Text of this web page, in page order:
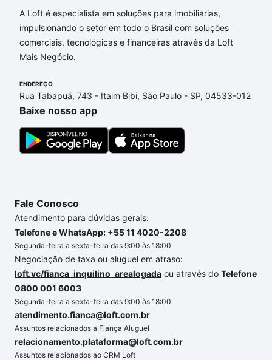
SP?
Aqui na Loft temos a oferta ideal para você, com
Imóveis com 1 banheiro à venda em Loteamento
custam a partir de R$ 0 e com nossas opções de
financiamento imobiliário as parcelas podem se
adequar ao seu orçamento. Se ainda tem alguma
dúvida dos custos envolvidos no processo de
compra, veja em nosso portal quanto custa comprar
A Loft é especialista em soluções para imobiliárias,
impulsionando o setor em todo o Brasil com soluções
comerciais, tecnológicas e financeiras através da Loft
Mais Negócio.
ENDEREÇO
Rua Tabapuã, 743 - Itaim Bibi, São Paulo - SP, 04533-012
Baixe nosso app
Fale Conosco
Atendimento para dúvidas gerais:
Telefone e WhatsApp: +55 11 4020-2208
Segunda-feira a sexta-feira das 9:00 às 18:00
Negociação de taxa ou aluguel em atraso:
loft.vc/fianca_inquilino_arealogada ou através do Telefone
0800 001 6003
Segunda-feira a sexta-feira das 9:00 às 18:00
atendimento.fianca@loft.com.br
Assuntos relacionados a Fiança Aluguel
relacionamento.plataforma@loft.com.br
Assuntos relacionados ao CRM Loft